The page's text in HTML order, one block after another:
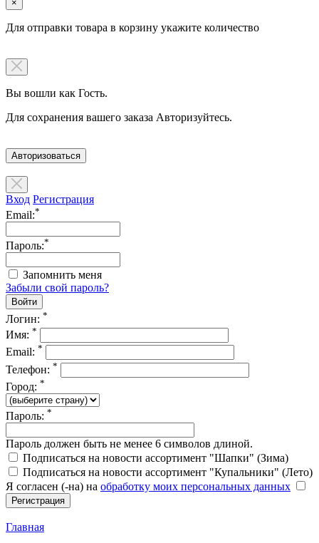
×
Для отправки товара в корзину укажите количество
Вы вошли как Гость.
Для сохранения вашего заказа Авторизуйтесь.
Авторизоваться
Вход Регистрация
Email:*
Пароль:*
Запомнить меня
Забыли свой пароль?
Логин: *
Имя: *
Email: *
Телефон: *
Город: *
Пароль: *
Пароль должен быть не менее 6 символов длиной.
Подписаться на новости ассортимент "Шапки" (Зима)
Подписаться на новости ассортимент "Купальники" (Лето)
Я согласен (-на) на обработку моих персональных данных
Главная